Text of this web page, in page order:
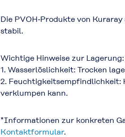
Die PVOH‑Produkte von
stabil.
Wichtige Hinweise zur Lagerung:
1. Wasserlöslichkeit: Trocken
2. Feuchtigkeitsempfindlichkeit:
verklumpen kann.
*Informationen zur konkreten
Kontaktformular.